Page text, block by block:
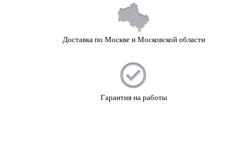
Доставка по Москве и Московской области
Гарантия на работы